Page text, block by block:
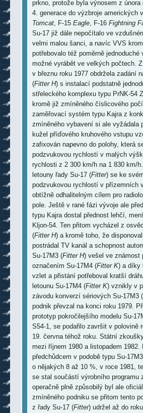
prkno, protože byla výnosem z
4. generace do výzbroje amerických
Tomcat, F-15 Eagle, F-16 Fightning
Su-17 již dále nepočítalo ve
velmi malou šanci, a navíc VVS
potřebovalo též poměrně
možné vyrábět ve velkých počtech.
v březnu roku 1977 obdržela zadání
(Fitter H) s instalací podstatně
střeleckého komplexu typu PrNK-54
kromě již zmíněného číslicového
zaměřovací systém typu Kajra z
zmíněného vybavení si ale vyžádala
kužel příďového kruhového vstupu
zafixován napevno do polohy, která
podzvukovou rychlostí v malých
rychlosti z 2 300 km/h na 1 830 km/
letouny řady Su-17 (Fitter) se ke
podzvukovou rychlostí v přízemních
obtížně odhalitelným cílem pro
pole. Ještě v rané fázi vývoje ale
typu Kajra dostal přednost lehčí,
Kljon-54. Ten přitom vycházel z
(Fitter H) a kromě toho, že
postrádal TV kanál a schopnost
Su-17M3 (Fitter H) vešel ve známost
označením Su-17M4 (Fitter K) a díky
vzlet a přistání potřeboval kratší
letounu Su-17M4 (Fitter K) vznikly v
závodu konverzí sériových Su-17M3 (
podnik převzal na konci roku 1979.
prototyp pokročilejšího modelu Su-
S54-1, se podařilo završit v polovině
19. června téhož roku. Státní
mezi říjnem 1980 a listopadem
předchůdcem v podobě typu Su-
o nějakých 8 až 10 %, v roce 1981,
se stal součástí výrobního programu
operačně plně způsobilý byl ale
zmíněného podniku se přitom tento
z řady Su-17 (Fitter) udržel až do